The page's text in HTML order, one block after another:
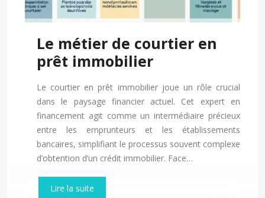
Le métier de courtier en
prêt immobilier
Le courtier en prêt immobilier joue un rôle crucial
dans le paysage financier actuel. Cet expert en
financement agit comme un intermédiaire précieux
entre les emprunteurs et les établissements
bancaires, simplifiant le processus souvent complexe
d’obtention d’un crédit immobilier. Face…
Lire la suite